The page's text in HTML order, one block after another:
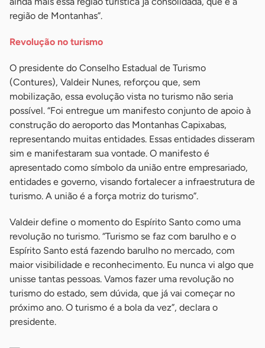
região de Montanhas”.
Revolução no turismo
O presidente do Conselho Estadual de Turismo
(Contures), Valdeir Nunes, reforçou que, sem
mobilização, essa evolução vista no turismo não seria
possível. “Foi entregue um manifesto conjunto de apoio à
construção do aeroporto das Montanhas Capixabas,
representando muitas entidades. Essas entidades disseram
sim e manifestaram sua vontade. O manifesto é
apresentado como símbolo da união entre empresariado,
entidades e governo, visando fortalecer a infraestrutura de
turismo. A união é a força motriz do turismo”.
Valdeir define o momento do Espírito Santo como uma
revolução no turismo. “Turismo se faz com barulho e o
Espírito Santo está fazendo barulho no mercado, com
maior visibilidade e reconhecimento. Eu nunca vi algo que
unisse tantas pessoas. Vamos fazer uma revolução no
turismo do estado, sem dúvida, que já vai começar no
próximo ano. O turismo é a bola da vez”, declara o
presidente.